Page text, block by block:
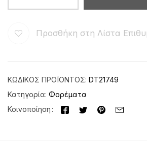
Προσθήκη στη Λίστα
ΚΩΔΙΚΌΣ ΠΡΟΪΌΝΤΟΣ: DT21749
Κατηγορία: Φορέματα
Κοινοποίηση